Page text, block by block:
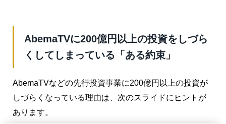
AbemaTVに200億円以上の投資をしづら
くしてしまっている「ある約束」
AbemaTVなどの先行投資事業に200億円以上の投資が
しづらくなっている理由は、次のスライドにヒントが
あります。